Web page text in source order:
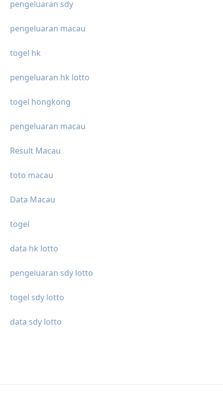
pengeluaran sdy
pengeluaran macau
togel hk
pengeluaran hk lotto
togel hongkong
pengeluaran macau
Result Macau
toto macau
Data Macau
togel
data hk lotto
pengeluaran sdy lotto
togel sdy lotto
data sdy lotto